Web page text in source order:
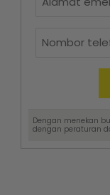
Dengan menekan
dengan peraturan